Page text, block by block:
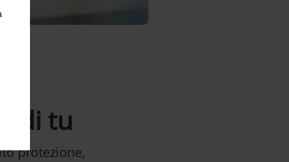
tu
protezione,